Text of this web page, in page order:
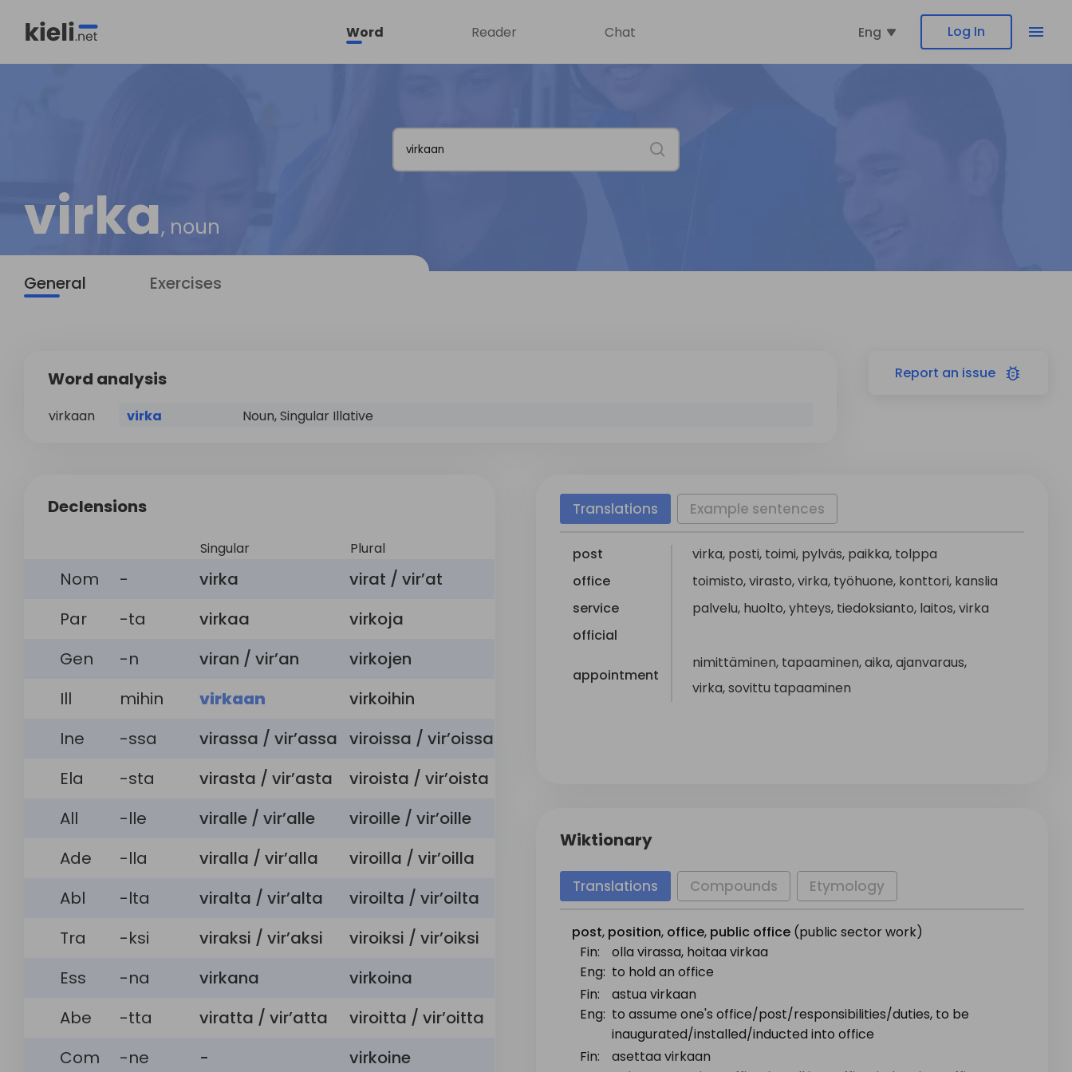
Word Reader Chat Eng Log In
virka, noun
General Exercises
Word analysis
virkaan virka Noun, Singular Illative
Report an issue
Declensions
Singular Plural
Nom - virka
virat / vir’at
Par
-ta virkaa
virkoja
Gen
-n viran / vir’an
virkojen
Ill
mihin virkaan
virkoihin
Ine
-ssa virassa / vir’assa viroissa / vir’oissa
Ela
-sta virasta / vir’asta
viroista / vir’oista
All
-lle viralle / vir’alle
viroille / vir’oille
Ade
-lla viralla / vir’alla
viroilla / vir’oilla
Abl
-lta viralta / vir’alta
viroilta / vir’oilta
Tra
-ksi viraksi / vir’aksi
viroiksi / vir’oiksi
Ess
-na virkana
virkoina
Abe
-tta viratta / vir’atta
viroitta / vir’oitta
Com
-ne -
virkoine
Translations Example sentences
post virka, posti, toimi, pylväs, paikka, tolppa
office
toimisto,virasto,virka, työhuone, konttori, kanslia
service
palvelu, huolto,yhteys, tiedoksianto, laitos,virka
official
appointment
nimittäminen, tapaaminen,aika,ajanvaraus,
virka,sovittu tapaaminen
Wiktionary
Translations Compounds Etymology
post, position, office, public office (public sector work)
Fin:
olla virassa, hoitaa virkaa
Eng: to hold an office
Fin:
astua virkaan
Eng: to assume one's office/post/responsibilities/duties, to be
inaugurated/installed/inducted into office
Fin:
asettaa virkaan